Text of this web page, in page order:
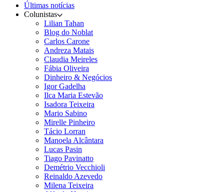
Últimas notícias
Colunistas
Lilian Tahan
Blog do Noblat
Carlos Carone
Andreza Matais
Claudia Meireles
Fábia Oliveira
Dinheiro & Negócios
Igor Gadelha
Ilca Maria Estevão
Isadora Teixeira
Mario Sabino
Mirelle Pinheiro
Tácio Lorran
Manoela Alcântara
Lucas Pasin
Tiago Pavinatto
Demétrio Vecchioli
Reinaldo Azevedo
Milena Teixeira